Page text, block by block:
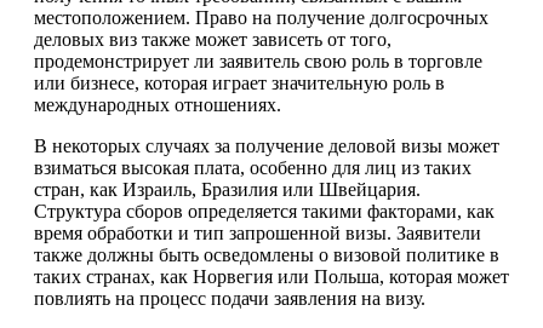
местоположением. Право на получение долгосрочных
деловых виз также может зависеть от того,
продемонстрирует ли заявитель свою роль в торговле
или бизнесе, которая играет значительную роль в
международных отношениях.
В некоторых случаях за получение деловой визы может
взиматься высокая плата, особенно для лиц из таких
стран, как Израиль, Бразилия или Швейцария.
Структура сборов определяется такими факторами, как
время обработки и тип запрошенной визы. Заявители
также должны быть осведомлены о визовой политике в
таких странах, как Норвегия или Польша, которая может
повлиять на процесс подачи заявления на визу.